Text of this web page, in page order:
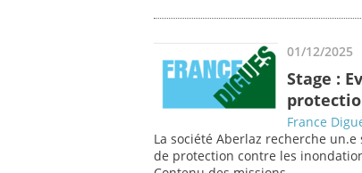
01/12/2025
Stage :
France
La société Aberlaz recherche
de protection contre les